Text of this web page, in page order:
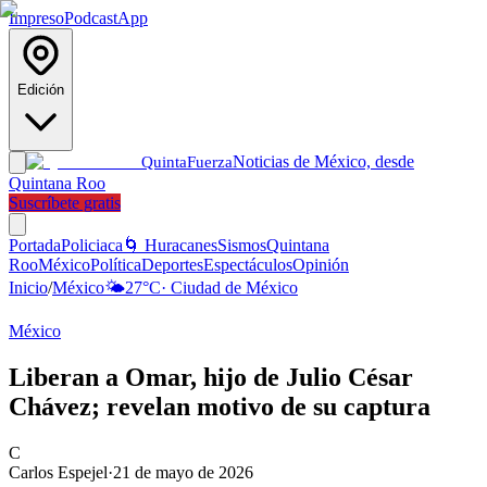
ImpresoPodcastApp
Edición
QuintaFuerzaNoticias de México, desde
Quintana Roo
Suscríbete gratis
PortadaPoliciaca 🌀 HuracanesSismosQuintana
RooMéxicoPolíticaDeportesEspectáculosOpinión
Inicio/México🌤️27°C· Ciudad de México
México
Liberan a Omar, hijo de Julio César
Chávez; revelan motivo de su captura
C
Carlos Espejel·21 de mayo de 2026